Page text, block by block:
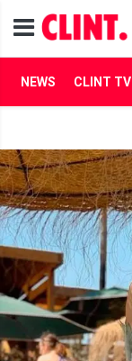
NEWS CLINT TV